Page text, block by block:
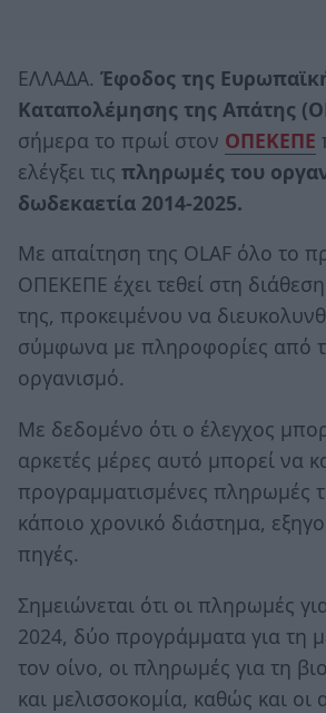
ΕΛΛΑΔΑ. Έφοδος της
Καταπολέμησης της Απάτης
σήμερα το πρωί στον ΟΠΕΚΕΠΕ
ελέγξει τις πληρωμές του
δωδεκαετία 2014-2025.
Με απαίτηση της OLAF όλο το
ΟΠΕΚΕΠΕ έχει τεθεί στη
της, προκειμένου να
σύμφωνα με πληροφορίες από
οργανισμό.
Με δεδομένο ότι ο έλεγχος
αρκετές μέρες αυτό μπορεί να
προγραμματισμένες πληρωμές
κάποιο χρονικό διάστημα,
πηγές.
Σημειώνεται ότι οι πληρωμές
2024, δύο προγράμματα για τη
τον οίνο, οι πληρωμές για τη
και μελισσοκομία, καθώς και οι